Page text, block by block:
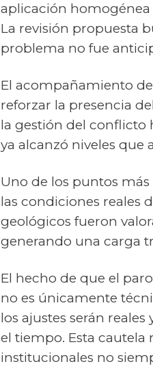
aplicación
La revisión propuesta
problema no fue
El acompañamiento
reforzar la presencia
la gestión del conflicto
ya alcanzó niveles que
Uno de los puntos
las condiciones reales
geológicos fueron
generando una carga
El hecho de que el
no es únicamente
los ajustes serán
el tiempo. Esta cautela
institucionales no